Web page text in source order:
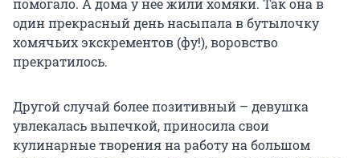
один прекрасный день насыпала в бутылочку
хомячьих экскрементов (фу!), воровство
прекратилось.
Другой случай более позитивный – девушка
увлекалась выпечкой, приносила свои
кулинарные творения на работу на большом